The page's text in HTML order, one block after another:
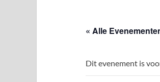
« Alle
Dit evenement is